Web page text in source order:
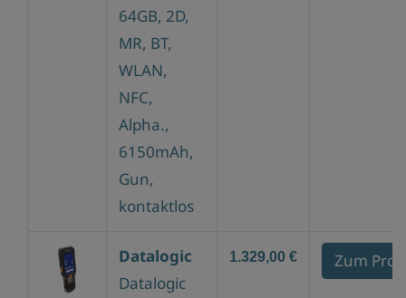
64GB, 2D,
MR, BT,
WLAN,
NFC,
Alpha.,
6150mAh,
Gun,
kontaktlos
Datalogic
Datalogic
1.329,00 € Zum